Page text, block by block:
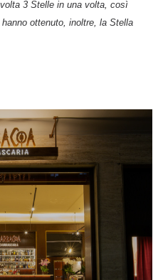
3 Stelle in una volta, così
ottenuto, inoltre, la Stella